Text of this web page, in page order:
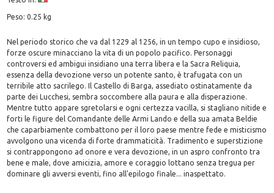
Peso: 0.25 kg
Nel periodo storico che va dal 1229 al 1256, in un tempo cupo e insidioso,
forze oscure minacciano la vita di un popolo pacifico. Personaggi
controversi ed ambigui insidiano una terra libera e la Sacra Reliquia,
essenza della devozione verso un potente santo, è trafugata con un
terribile atto sacrilego. Il Castello di Barga, assediato ostinatamente da
parte dei Lucchesi, sembra soccombere alla paura e alla disperazione.
Mentre tutto appare sgretolarsi e ogni certezza vacilla, si stagliano nitide e
forti le figure del Comandante delle Armi Lando e della sua amata Beldie
che caparbiamente combattono per il loro paese mentre fede e misticismo
avvolgono una vicenda di forte drammaticità. Tradimento e superstizione
si contrappongono ad onore e vera devozione, in un aspro confronto tra
bene e male, dove amicizia, amore e coraggio lottano senza tregua per
dominare gli avversi eventi, fino all'epilogo finale... inaspettato.